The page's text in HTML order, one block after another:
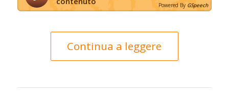
Powered By GSpeech
Continua a leggere